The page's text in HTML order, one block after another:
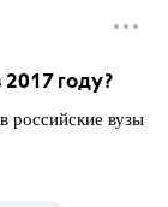
году?
российские вузы